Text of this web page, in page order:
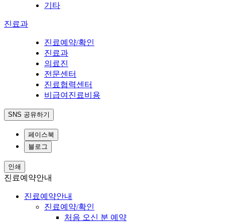
기타
진료과
진료예약/확인
진료과
의료진
전문센터
진료협력센터
비급여진료비용
SNS 공유하기
페이스북
블로그
인쇄
진료예약안내
진료예약안내
진료예약/확인
처음 오신 분 예약